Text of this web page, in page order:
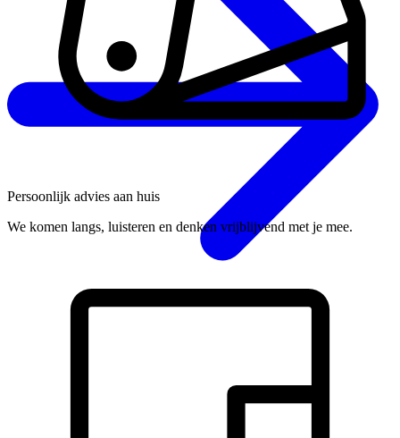
Persoonlijk advies aan huis
We komen langs, luisteren en denken vrijblijvend met je mee.